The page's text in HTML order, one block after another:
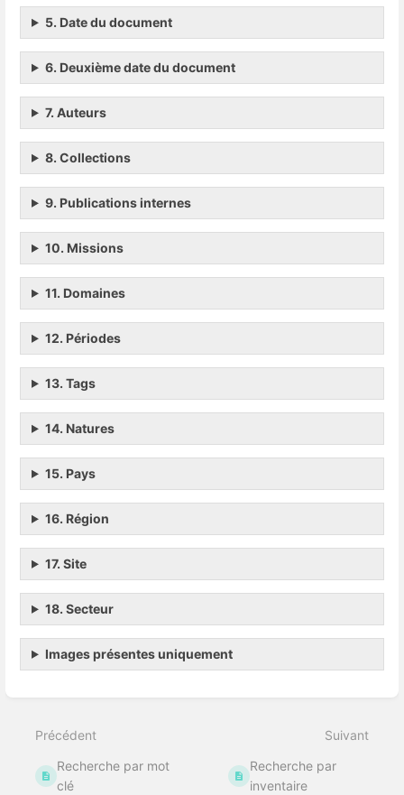
5. Date du document
6. Deuxième date du document
7. Auteurs
8. Collections
9. Publications internes
10. Missions
11. Domaines
12. Périodes
13. Tags
14. Natures
15. Pays
16. Région
17. Site
18. Secteur
Images présentes uniquement
de
de
section
Précédent
Recherche par mot
clé
Suivant
Recherche par
inventaire